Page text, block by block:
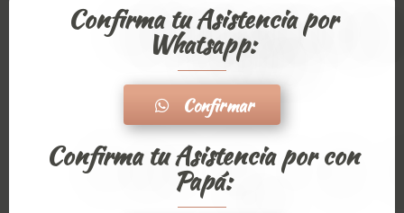
Confirma tu Asistencia por
Whatsapp:
Confirmar
Confirma tu Asistencia por con
Papá: